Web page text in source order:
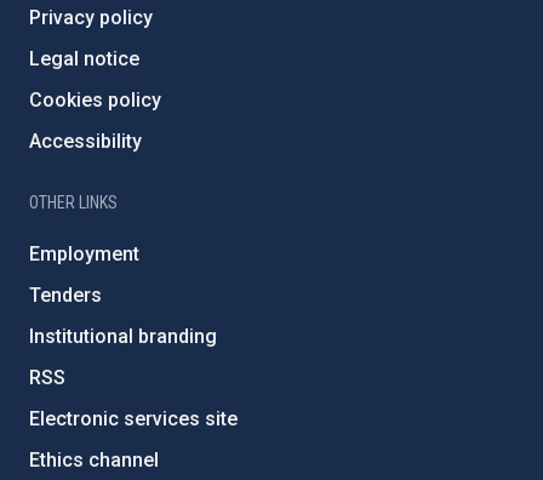
Privacy policy
Legal notice
Cookies policy
Accessibility
OTHER LINKS
Employment
Tenders
Institutional branding
RSS
Electronic services site
Ethics channel